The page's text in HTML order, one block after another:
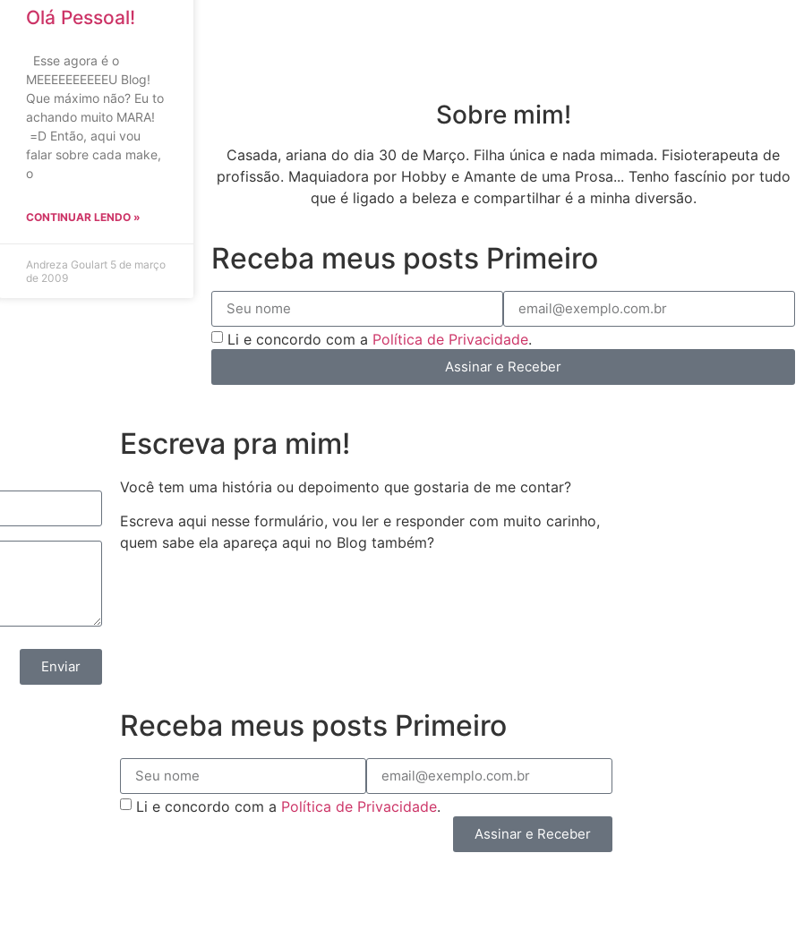
Olá Pessoal!
Esse agora é o
MEEEEEEEEEEU Blog!
Que máximo não? Eu to
achando muito MARA!
=D Então, aqui vou
falar sobre cada make,
o
CONTINUAR LENDO »
Andreza Goulart 5 de março
de 2009
Sobre mim!
Casada, ariana do dia 30 de Março. Filha única e nada mimada. Fisioterapeuta de
profissão. Maquiadora por Hobby e Amante de uma Prosa... Tenho fascínio por tudo
que é ligado a beleza e compartilhar é a minha diversão.
Receba meus posts Primeiro
Li e concordo com a Política de Privacidade.
Assinar e Receber
Enviar
Escreva pra mim!
Você tem uma história ou depoimento que gostaria de me contar?
Escreva aqui nesse formulário, vou ler e responder com muito carinho,
quem sabe ela apareça aqui no Blog também?
Receba meus posts Primeiro
Li e concordo com a Política de Privacidade.
Assinar e Receber